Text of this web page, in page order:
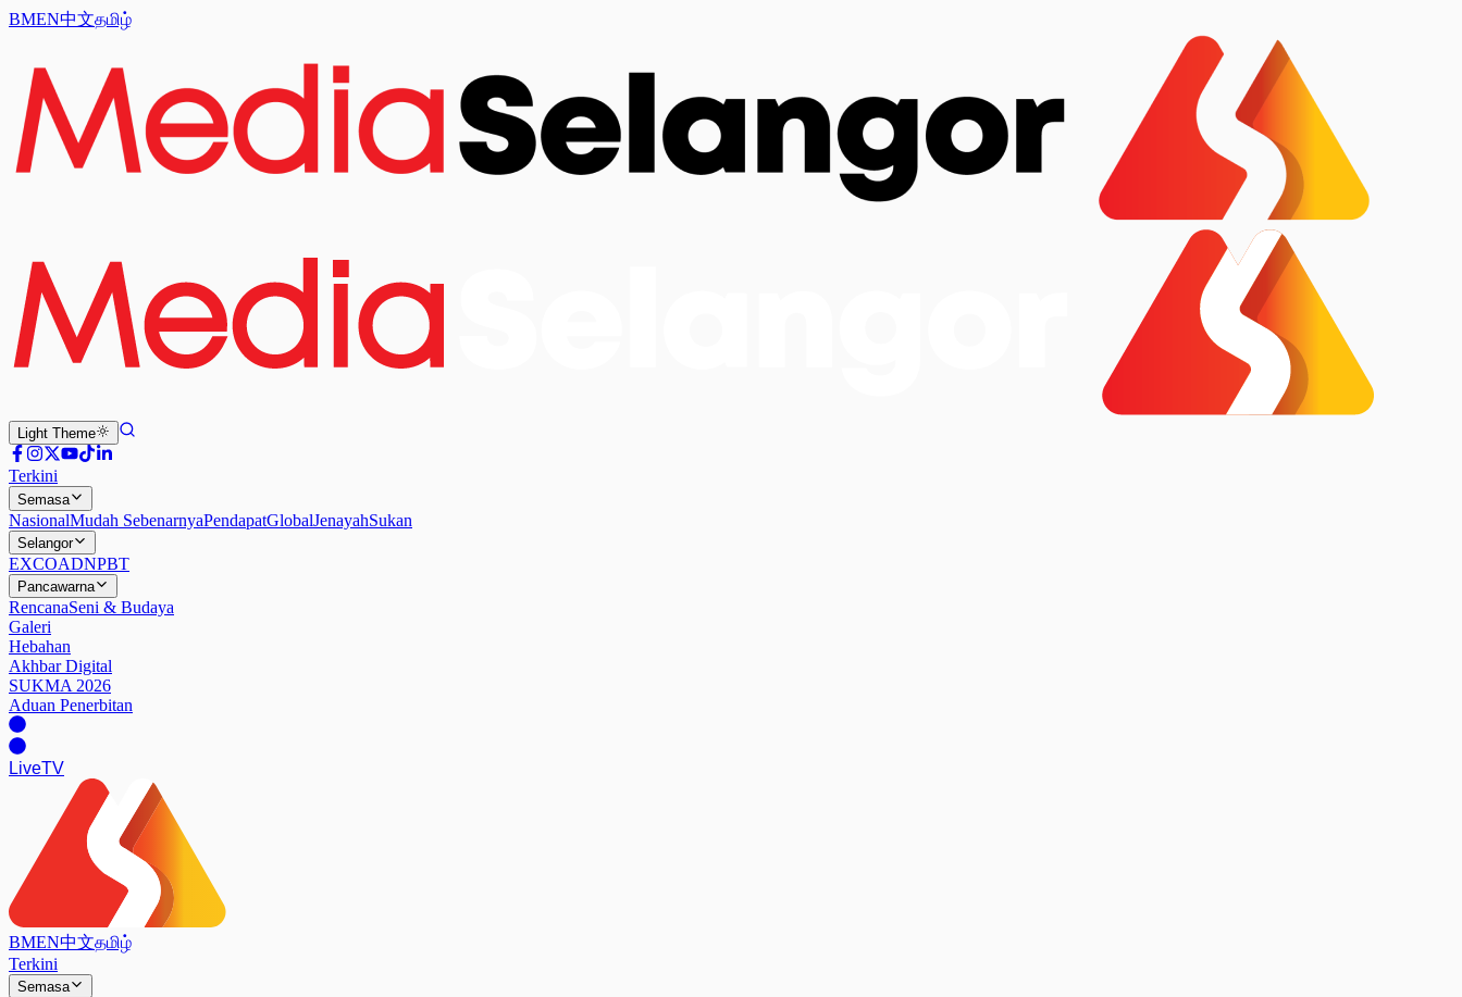
BMEN中文தமிழ்
Light Theme
Terkini
Semasa
NasionalMudah SebenarnyaPendapatGlobalJenayahSukan
Selangor
EXCOADNPBT
Pancawarna
RencanaSeni & Budaya
Galeri
Hebahan
Akhbar Digital
SUKMA 2026
Aduan Penerbitan
LiveTV
BMEN中文தமிழ்
Terkini
Semasa